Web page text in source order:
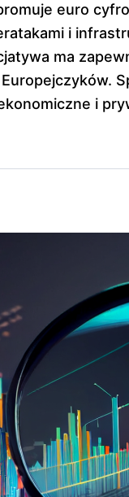
euro
i
ma
i